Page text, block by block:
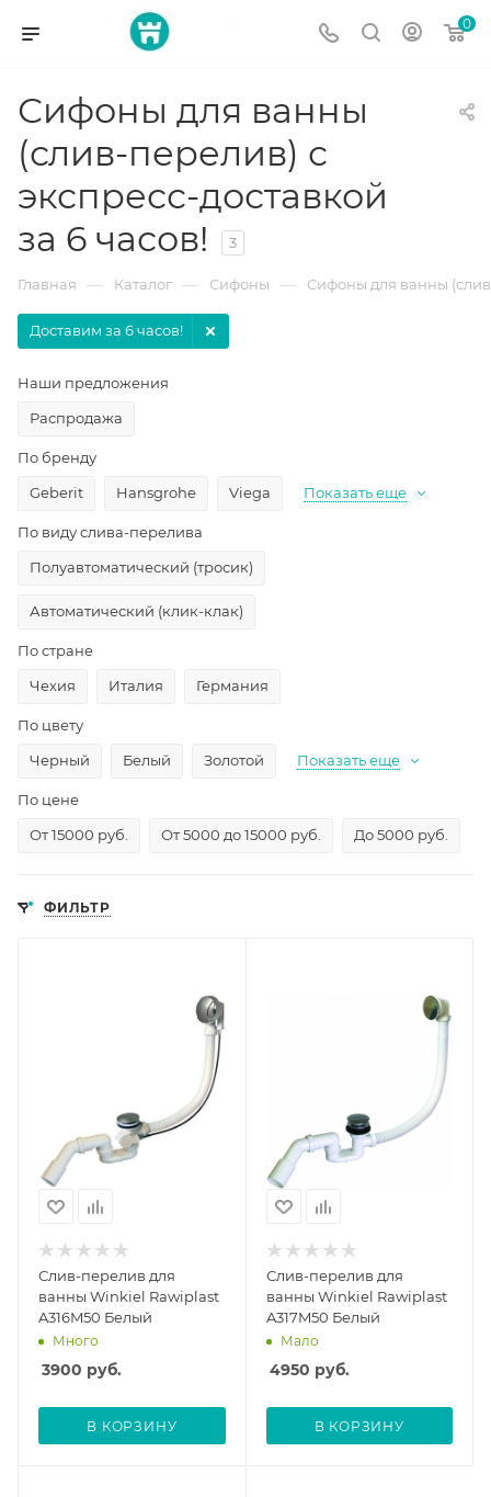
0
Сифоны для ванны
(слив-перелив) с
экспресс-доставкой
за 6 часов!
3
Главная — Каталог — Сифоны — Сифоны для ванны
Доставим за 6 часов!
Наши предложения
Распродажа
По бренду
Geberit
Hansgrohe Viega Показать еще
По виду слива-перелива
Полуавтоматический (тросик)
Автоматический (клик-клак)
По стране
Чехия
Италия Германия
По цвету
Черный
Белый Золотой Показать еще
По цене
От 15000 руб.
От 5000 до 15000 руб. До 5000 руб.
ФИЛЬТР
Слив-перелив для
ванны Winkiel Rawiplast
A316M50 Белый
Много
3900 руб.
В КОРЗИНУ
Слив-перелив для
ванны Winkiel Rawiplast
A317M50 Белый
Мало
4950 руб.
В КОРЗИНУ